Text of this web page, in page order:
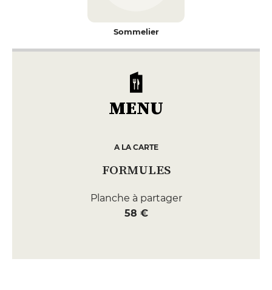
Sommelier
MENU
A LA CARTE
FORMULES
Planche à partager
58 €